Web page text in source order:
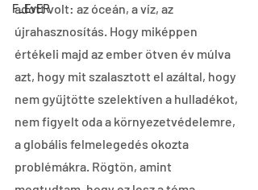
F_EvER
adott volt: az óceán, a víz, az
újrahasznosítás. Hogy miképpen
értékeli majd az ember ötven év múlva
azt, hogy mit szalasztott el azáltal, hogy
nem gyűjtötte szelektíven a hulladékot,
nem figyelt oda a környezetvédelemre,
a globális felmelegedés okozta
problémákra. Rögtön, amint